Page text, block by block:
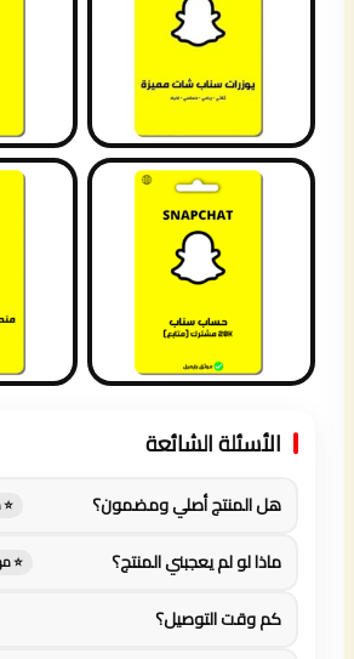
الأسئلة الشائعة
هل المنتج أصلي ومضمون؟
ماذا لو لم يعجبني المنتج؟ ⭐
كم وقت التوصيل؟